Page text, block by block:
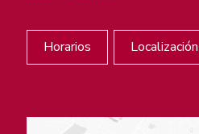
Horarios Localización